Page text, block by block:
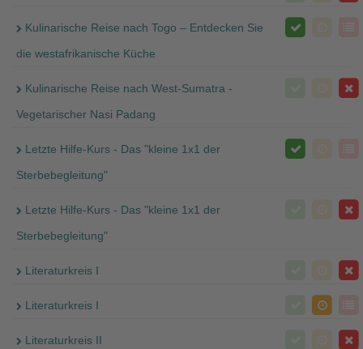
Kulinarische Reise nach Togo – Entdecken Sie
die westafrikanische Küche
Kulinarische Reise nach West-Sumatra -
Vegetarischer Nasi Padang
Letzte Hilfe-Kurs - Das "kleine 1x1 der
Sterbebegleitung"
Letzte Hilfe-Kurs - Das "kleine 1x1 der
Sterbebegleitung"
Literaturkreis I
Literaturkreis I
Literaturkreis II